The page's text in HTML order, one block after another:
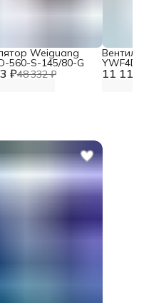
₽48 332 ₽
Weiguang
560-S-145/80-G
11 117